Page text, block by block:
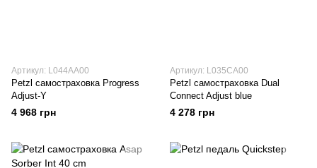
Артикул: L044AA00
Petzl самостраховка Progress
Adjust-Y
4 968 грн
Артикул: L035CA00
Petzl самостраховка Dual
Connect Adjust blue
4 278 грн